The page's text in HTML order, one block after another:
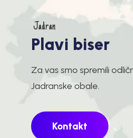
Jadran
P avi biser
Za vas smo spremili
Jadranske obale.
Kontakt